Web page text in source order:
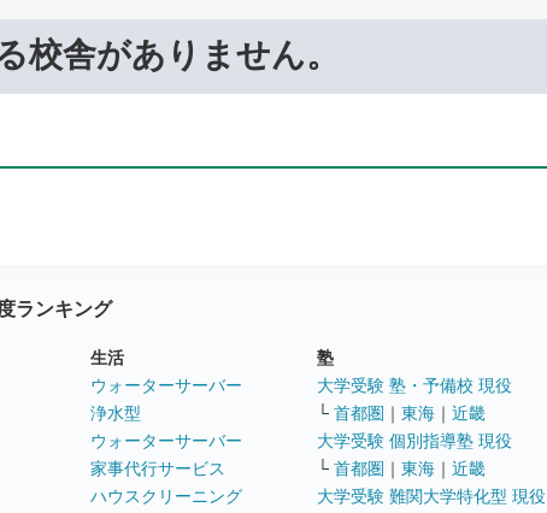
校舎がありません。
ランキング
生活
ウォーターサーバー
浄水型
ウォーターサーバー
家事代行サービス
ハウスクリーニング
塾
大学受験 塾・予備校 現役
└ 首都圏 ｜ 東海 ｜ 近畿
大学受験 個別指導塾 現役
└ 首都圏 ｜ 東海 ｜ 近畿
大学受験 難関大学特化型 現役